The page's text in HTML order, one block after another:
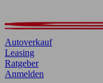
Autoverkauf
Leasing
Ratgeber
Anmelden